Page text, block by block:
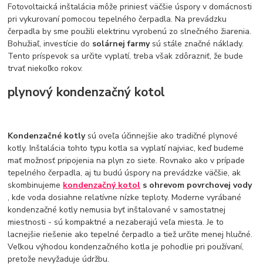
Fotovoltaická inštalácia môže priniesť väčšie úspory v domácnosti
pri vykurovaní pomocou tepelného čerpadla. Na prevádzku
čerpadla by sme použili elektrinu vyrobenú zo slnečného žiarenia.
Bohužiaľ, investície do solárnej farmy sú stále značné náklady.
Tento príspevok sa určite vyplatí, treba však zdôrazniť, že bude
trvať niekoľko rokov.
plynový kondenzačný kotol
Kondenzačné kotly sú oveľa účinnejšie ako tradičné plynové
kotly. Inštalácia tohto typu kotla sa vyplatí najviac, keď budeme
mať možnosť pripojenia na plyn zo siete. Rovnako ako v prípade
tepelného čerpadla, aj tu budú úspory na prevádzke väčšie, ak
skombinujeme kondenzačný kotol s ohrevom povrchovej vody
, kde voda dosiahne relatívne nízke teploty. Moderne vyrábané
kondenzačné kotly nemusia byť inštalované v samostatnej
miestnosti - sú kompaktné a nezaberajú veľa miesta. Je to
lacnejšie riešenie ako tepelné čerpadlo a tiež určite menej hlučné.
Veľkou výhodou kondenzačného kotla je pohodlie pri používaní,
pretože nevyžaduje údržbu.